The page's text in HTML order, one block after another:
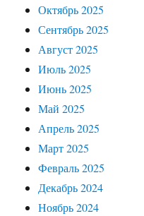
Октябрь 2025
Сентябрь 2025
Август 2025
Июль 2025
Июнь 2025
Май 2025
Апрель 2025
Март 2025
Февраль 2025
Декабрь 2024
Ноябрь 2024